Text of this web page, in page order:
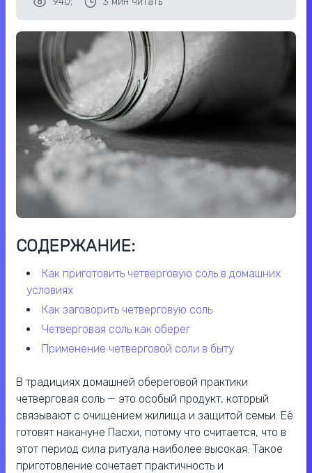
СОДЕРЖАНИЕ:
как приготовить четверговую соль в домашних
условиях
как заговорить четверговую соль
четверговая соль как оберег
применение четверговой соли в быту
В традициях домашней обереговой практики
четверговая соль — это особый продукт, который
связывают с очищением жилища и защитой семьи. Её
готовят накануне Пасхи, потому что считается, что в
этот период сила ритуала наиболее высокая. Такое
приготовление сочетает практичность и